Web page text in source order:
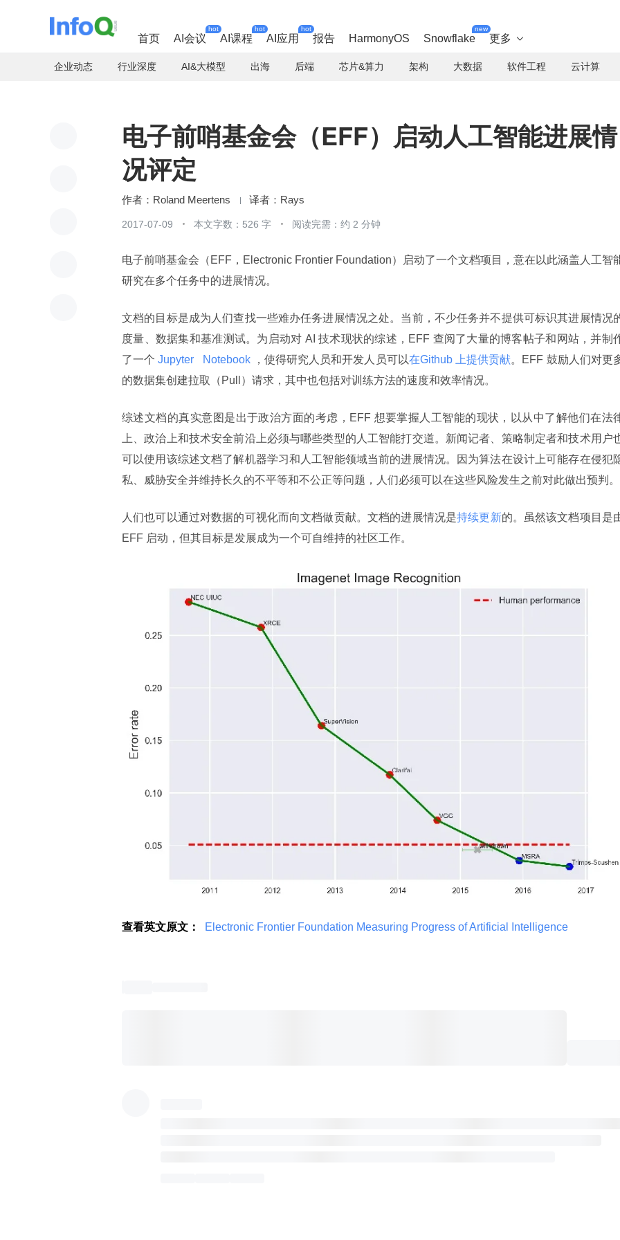
首页 AI会议
hot
AI课程
hot
AI应用
hot
报告 HarmonyOS Snowflake
new
更多 
企业动态 行业深度 AI&大模型 出海 后端 芯片&算力 架构 大数据 软件工程 云计算
电子前哨基金会（EFF）启动人工智能进展情
况评定
Roland Meertens Rays
2017-07-09 本文字数：526 字 阅读完需：约 2 分钟
电子前哨基金会（EFF，Electronic Frontier Foundation）启动了一个文档项目，意在以此涵盖人工智
研究在多个任务中的进展情况。
文档的目标是成为人们查找一些难办任务进展情况之处。当前，不少任务并不提供可标识其进展情况
度量、数据集和基准测试。为启动对 AI 技术现状的综述，EFF 查阅了大量的博客帖子和网站，并制
了一个 Jupyter Notebook ，使得研究人员和开发人员可以在Github 上提供贡献。EFF 鼓励人们对更
的数据集创建拉取（Pull）请求，其中也包括对训练方法的速度和效率情况。
综述文档的真实意图是出于政治方面的考虑，EFF 想要掌握人工智能的现状，以从中了解他们在法
上、政治上和技术安全前沿上必须与哪些类型的人工智能打交道。新闻记者、策略制定者和技术用户
可以使用该综述文档了解机器学习和人工智能领域当前的进展情况。因为算法在设计上可能存在侵犯
私、威胁安全并维持长久的不平等和不公正等问题，人们必须可以在这些风险发生之前对此做出预判。
人们也可以通过对数据的可视化而向文档做贡献。文档的进展情况是持续更新的。虽然该文档项目是
EFF 启动，但其目标是发展成为一个可自维持的社区工作。
查看英文原文： Electronic Frontier Foundation Measuring Progress of Artificial Intelligence